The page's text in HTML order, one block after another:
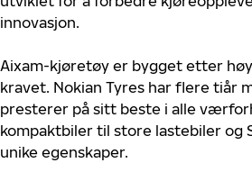
innovasjon.
Aixam-kjøretøy er bygget etter
kravet. Nokian Tyres har flere tiår
presterer på sitt beste i alle
kompaktbiler til store lastebiler og
unike egenskaper.